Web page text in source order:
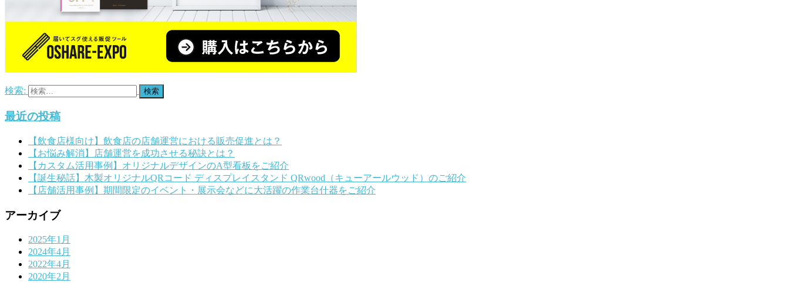
検索:
最近の投稿
【飲食店様向け】飲食店の店舗運営における販売促進とは？
【お悩み解消】店舗運営を成功させる秘訣とは？
【カスタム活用事例】オリジナルデザインのA型看板をご紹介
【誕生秘話】木製オリジナルQRコード ディスプレイスタンド QRwood（キューアールウッド）のご紹介
【店舗活用事例】期間限定のイベント・展示会などに大活躍の作業台什器をご紹介
アーカイブ
2025年1月
2024年4月
2022年4月
2020年2月